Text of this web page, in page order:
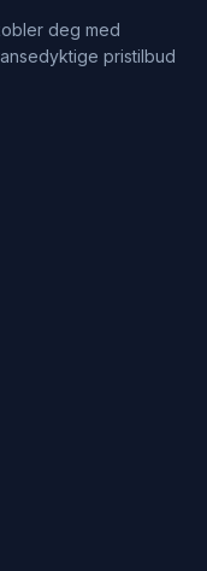
deg med
pristilbud